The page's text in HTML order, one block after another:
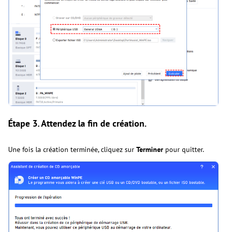
Étape 3.Attendez la fin de création.
Une fois la création terminée, cliquez sur Terminer pour quitter.